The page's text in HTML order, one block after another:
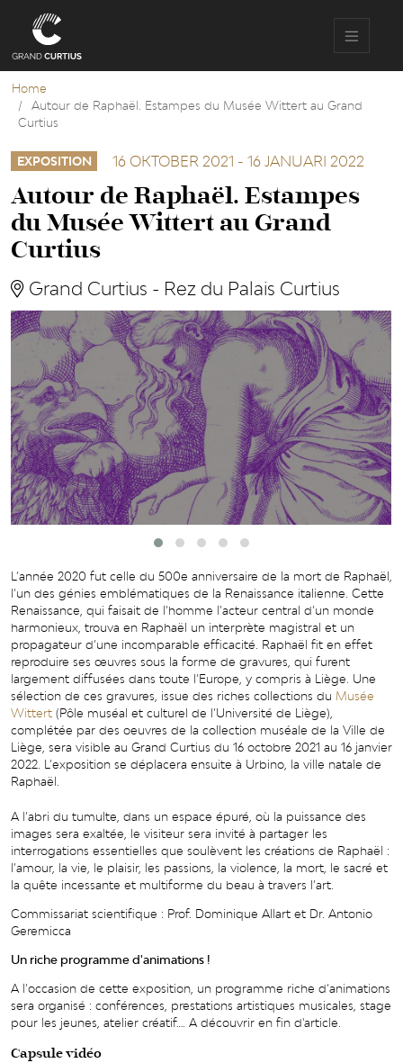
de
gaan
Home
Autour de Raphaël. Estampes du Musée Wittert au Grand
Curtius
EXPOSITION 16 OKTOBER 2021 - 16 JANUARI 2022
Autour de Raphaël. Estampes
du Musée Wittert au Grand
Curtius
Grand Curtius - Rez du Palais Curtius
L’année 2020 fut celle du 500e anniversaire de la mort de Raphaël,
l’un des génies emblématiques de la Renaissance italienne. Cette
Renaissance, qui faisait de l’homme l’acteur central d’un monde
harmonieux, trouva en Raphaël un interprète magistral et un
propagateur d’une incomparable efficacité. Raphaël fit en effet
reproduire ses œuvres sous la forme de gravures, qui furent
largement diffusées dans toute l’Europe, y compris à Liège. Une
sélection de ces gravures, issue des riches collections du Musée
Wittert (Pôle muséal et culturel de l’Université de Liège),
complétée par des oeuvres de la collection muséale de la Ville de
Liège, sera visible au Grand Curtius du 16 octobre 2021 au 16 janvier
2022. L’exposition se déplacera ensuite à Urbino, la ville natale de
Raphaël.
A l’abri du tumulte, dans un espace épuré, où la puissance des
images sera exaltée, le visiteur sera invité à partager les
interrogations essentielles que soulèvent les créations de Raphaël :
l’amour, la vie, le plaisir, les passions, la violence, la mort, le sacré et
la quête incessante et multiforme du beau à travers l’art.
Commissariat scientifique : Prof. Dominique Allart et Dr. Antonio
Geremicca
Un riche programme d'animations !
A l’occasion de cette exposition, un programme riche d’animations
sera organisé : conférences, prestations artistiques musicales, stage
pour les jeunes, atelier créatif…. A découvrir en fin d'article.
Capsule vidéo